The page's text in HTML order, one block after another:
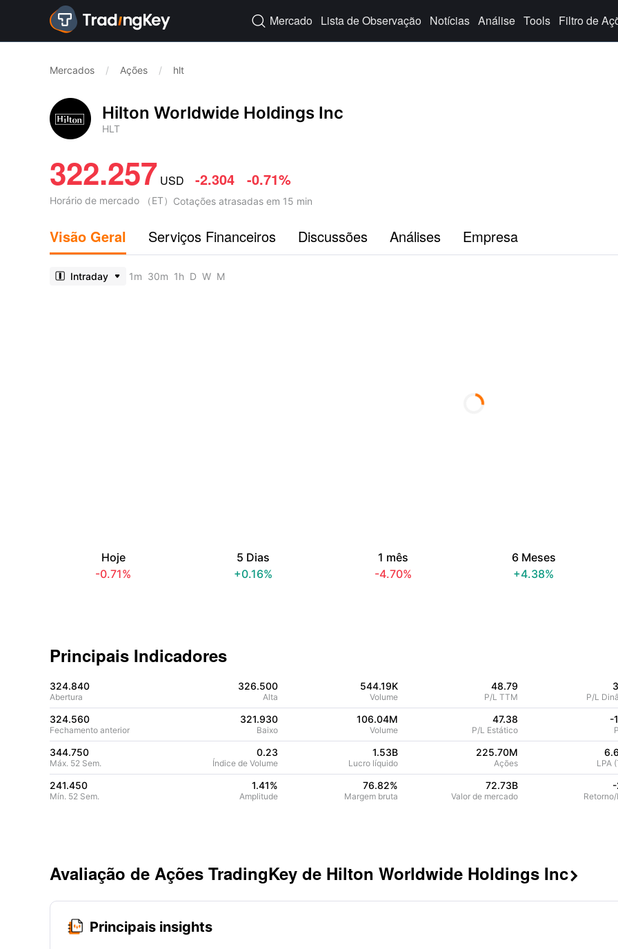
 Mercado Lista de Observação Notícias Análise Tools Filtro de
Mercados / Ações / hlt
Hilton Worldwide Holdings Inc
HLT
322.257 USD -2.304 -0.71%
Horário de mercado （ET） Cotações atrasadas em 15 min
Visão Geral Serviços Financeiros Discussões Análises Empresa
Intraday 1m 30m 1h D W M
Hoje
-0.71%
5 Dias
+0.16%
1 mês
-4.70%
6 Meses
+4.38%
Principais Indicadores
324.840
Abertura
326.500
Alta
544.19K
Volume
48.79
P/L TTM P/L
324.560
Fechamento anterior
321.930
Baixo
106.04M
Volume
47.38
P/L Estático
-
344.750
Máx. 52 Sem.
0.23
Índice de Volume
1.53B
Lucro líquido
225.70M
Ações LPA
241.450
Mín. 52 Sem.
1.41%
Amplitude
76.82%
Margem bruta
72.73B
Valor de mercado
Avaliação de Ações TradingKey de Hilton Worldwide Holdings Inc
Principais insights